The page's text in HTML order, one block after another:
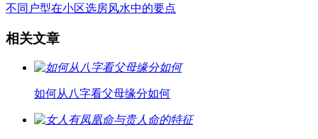
不同户型在小区选房风水中的要点
相关文章
如何从八字看父母缘分如何